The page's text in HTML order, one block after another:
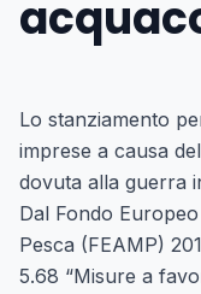
Lo stanziamento
imprese a causa
dovuta alla guerra
Dal Fondo
Pesca (FEAMP)
5.68 “Misure a